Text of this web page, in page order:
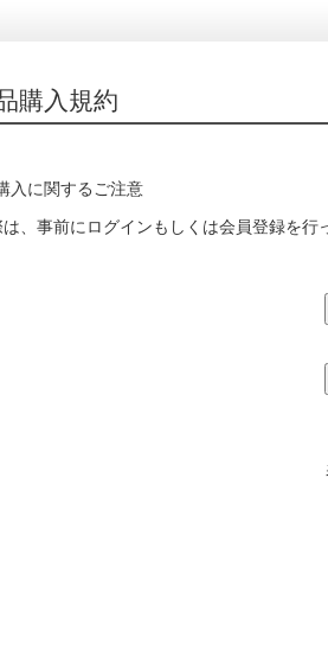
購入規約
入に関するご注意
、事前にログインもしくは会員登録を